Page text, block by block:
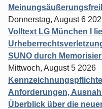
Donnerstag, August 6
Volltext LG München I
SUNO durch
Mittwoch, August 5 2026
Anforderungen,
Überblick über die